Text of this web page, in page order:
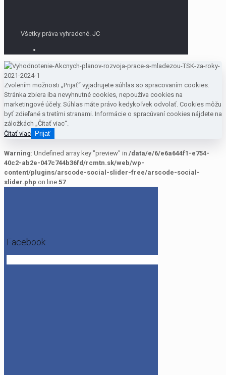
Všetky práva vyhradené. JC
Zvolením možnosti „Prijať“ vyjadrujete súhlas so spracovaním cookies.
Stránka zbiera iba nevyhnutné cookies, nepoužíva cookies na
marketingové účely. Súhlas máte právo kedykoľvek odvolať. Cookies môžu
byť zdieľané s tretími stranami. Informácie o spracúvaní cookies nájdete na
záložkách „Čítať viac“.
Čítať viac Prijať
Warning: Undefined array key "preview" in /data/e/6/e6a644f1-e754-
40c2-ab2e-047c744b36fd/rcmtn.sk/web/wp-
content/plugins/arscode-social-slider-free/arscode-social-
slider.php on line 57
Facebook